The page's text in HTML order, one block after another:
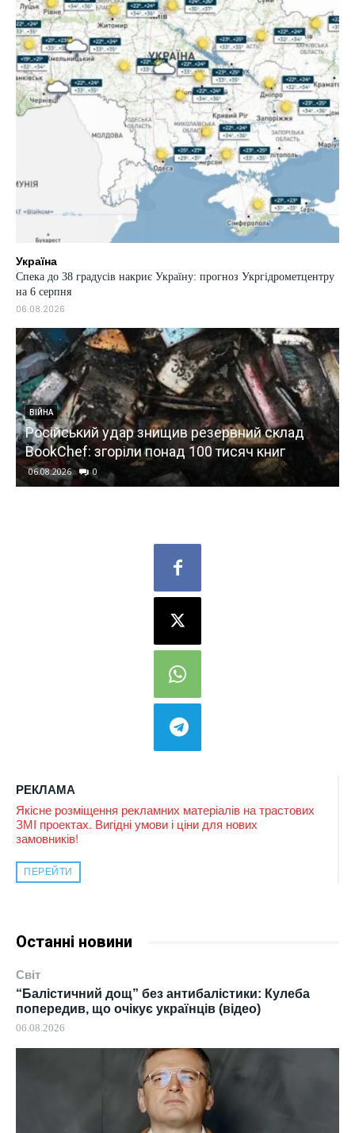
РЕКЛАМА
Якісне розміщення рекламних матеріалів на трастових
ЗМІ проектах. Вигідні умови і ціни для нових
замовників!
ПЕРЕЙТИ
Останні новини
Світ
“Балістичний дощ” без антибалістики: Кулеба
попередив, що очікує українців (відео)
06.08.2026
Україна
Спека до 38 градусів накриє Україну: прогноз Укргідрометцентру
на 6 серпня
06.08.2026
резервний склад
понад 100 тисяч книг
ВІЙНА
Гудименко вважає,
українського ОПК у
06.08.2026 0